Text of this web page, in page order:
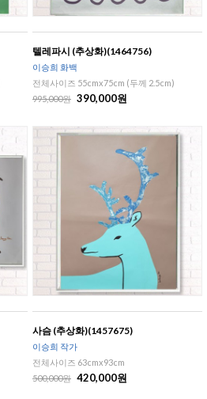
텔레파시 (추상화)(1464756)
이승희 화백
전체사이즈 55cmx75cm (두께 2.5cm)
995,000원 390,000원
사슴 (추상화)(1457675)
이승희 작가
전체사이즈 63cmx93cm
500,000원 420,000원